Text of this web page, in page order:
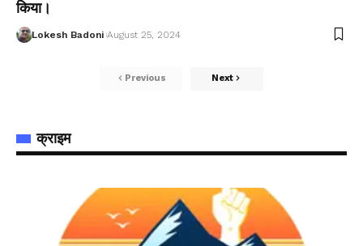
किया।
Lokesh Badoni August 25, 2024
Previous Next
क्राइम